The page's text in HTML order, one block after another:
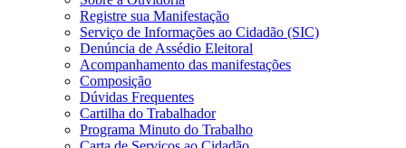
Registre sua Manifestação
Serviço de Informações ao Cidadão (SIC)
Denúncia de Assédio Eleitoral
Acompanhamento das manifestações
Composição
Dúvidas Frequentes
Cartilha do Trabalhador
Programa Minuto do Trabalho